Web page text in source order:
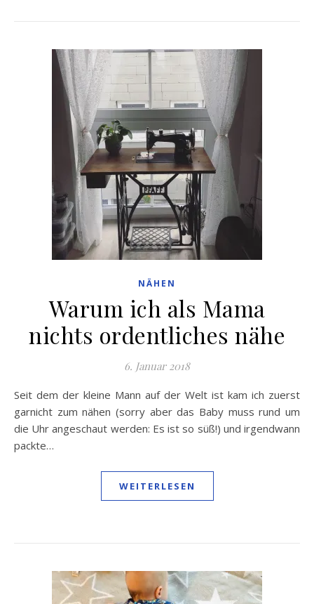
NÄHEN
Warum ich als Mama
nichts ordentliches nähe
6. Januar 2018
Seit dem der kleine Mann auf der Welt ist kam ich zuerst
garnicht zum nähen (sorry aber das Baby muss rund um
die Uhr angeschaut werden: Es ist so süß!) und irgendwann
packte…
WEITERLESEN